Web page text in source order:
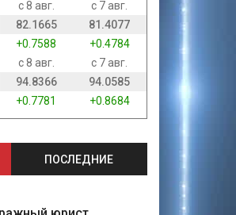
с 8 авг.
с 7 авг.
82.1665
81.4077
+0.7588
+0.4784
с 8 авг.
с 7 авг.
94.8366
94.0585
+0.7781
+0.8684
ПОСЛЕДНИЕ